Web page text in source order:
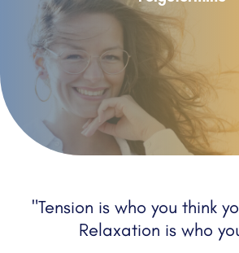
"Tension is who you think
Relaxation is who